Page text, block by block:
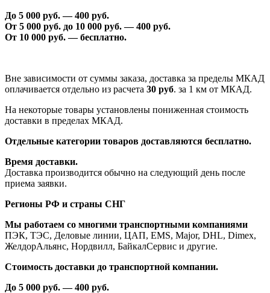
До 5 000 руб. —400 руб.
От 5 000 руб. до 10 000 руб. —400 руб.
От 10 000 руб. — бесплатно.
Вне зависимости от суммы заказа, доставка за пределы МКАД
оплачивается отдельно из расчета 30 руб. за 1 км от МКАД.
На некоторые товары установлены пониженная стоимость
доставки в пределах МКАД.
Отдельные категории товаров доставляются бесплатно.
Время доставки.
Доставка производится обычно на следующий день после
приема заявки.
Регионы РФ и страны СНГ
Мы работаем со многими транспортными компаниями
ПЭК, ТЭС, Деловые линии, ЦАП, EMS, Major, DHL, Dimex,
ЖелдорАльянс, Нордвилл, БайкалСервис и другие.
Стоимость доставки до транспортной компании.
До 5 000 руб. —400 руб.